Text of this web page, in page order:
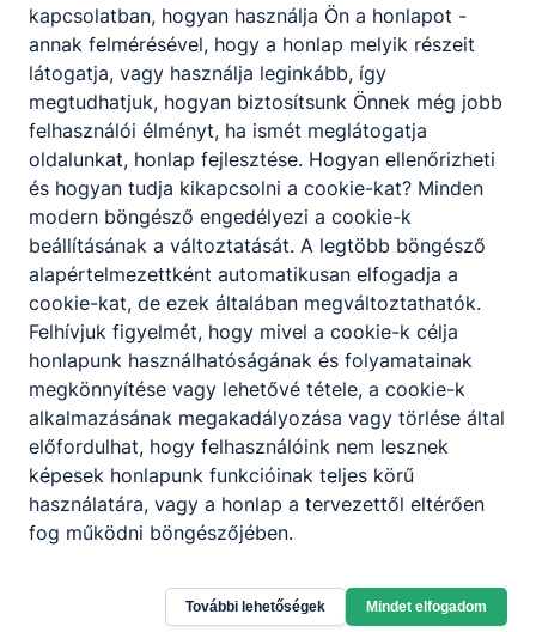
Budapesti Műszaki Szakképzési Centrum
kapcsolatban, hogyan használja Ön a honlapot -
annak felmérésével, hogy a honlap melyik részeit
látogatja, vagy használja leginkább, így
megtudhatjuk, hogyan biztosítsunk Önnek még jobb
felhasználói élményt, ha ismét meglátogatja
oldalunkat, honlap fejlesztése. Hogyan ellenőrizheti
és hogyan tudja kikapcsolni a cookie-kat? Minden
modern böngésző engedélyezi a cookie-k
beállításának a változtatását. A legtöbb böngésző
alapértelmezettként automatikusan elfogadja a
cookie-kat, de ezek általában megváltoztathatók.
Felhívjuk figyelmét, hogy mivel a cookie-k célja
honlapunk használhatóságának és folyamatainak
megkönnyítése vagy lehetővé tétele, a cookie-k
alkalmazásának megakadályozása vagy törlése által
előfordulhat, hogy felhasználóink nem lesznek
képesek honlapunk funkcióinak teljes körű
használatára, vagy a honlap a tervezettől eltérően
fog működni böngészőjében.
További lehetőségek Mindet elfogadom